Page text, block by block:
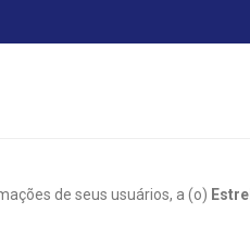
de seus usuários, a (o)